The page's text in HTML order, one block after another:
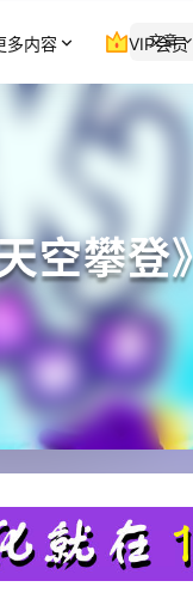
文章
多内容 VIP会员
空攀